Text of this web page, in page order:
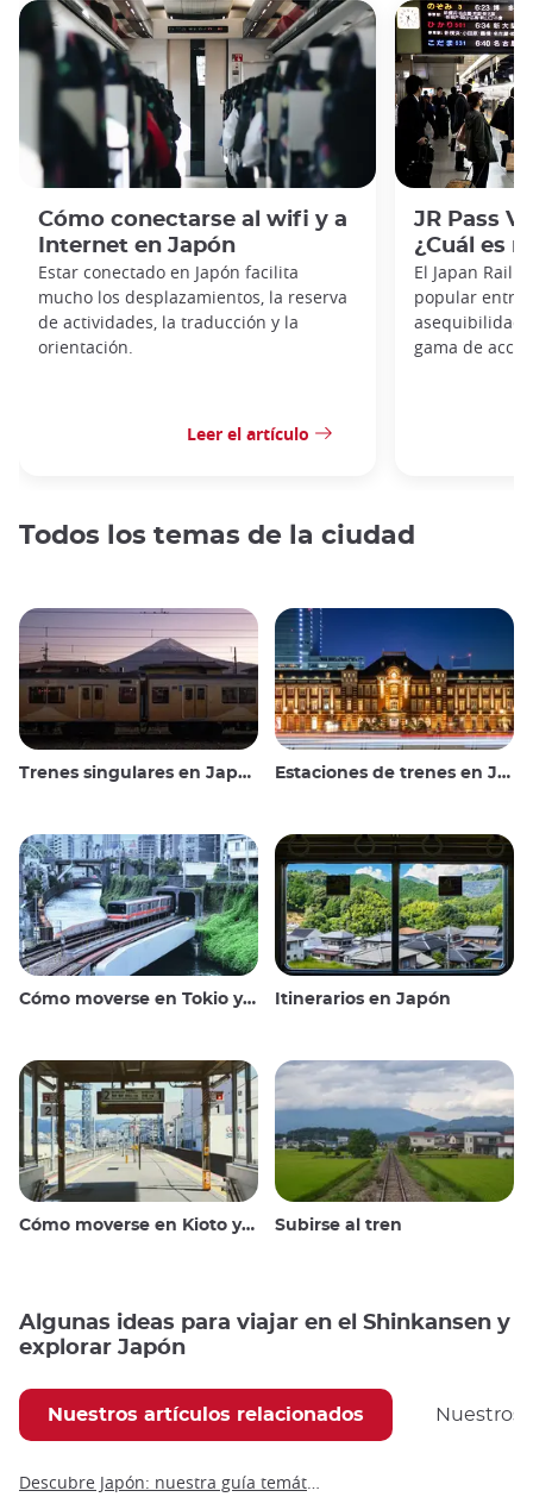
Cómo conectarse al wifi y a
Internet en Japón
Estar conectado en Japón facilita
mucho los desplazamientos, la reserva
de actividades, la traducción y la
orientación.
Leer el artículo
JR Pass
¿Cuál es
El Japan Rail
popular entre
asequibilidad,
gama de
Todos los temas de la ciudad
Trenes singulares en Japón Estaciones de trenes en Japón
Cómo moverse en Tokio y alrededores Itinerarios en Japón
Cómo moverse en Kioto y alrededores Subirse al tren
Algunas ideas para viajar en el Shinkansen y
explorar Japón
Nuestros artículos relacionados Nuestros